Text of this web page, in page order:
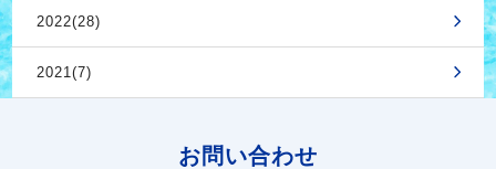
2022(28)
2021(7)
お問い合わせ